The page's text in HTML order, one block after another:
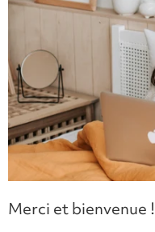
Merci et bienvenue !